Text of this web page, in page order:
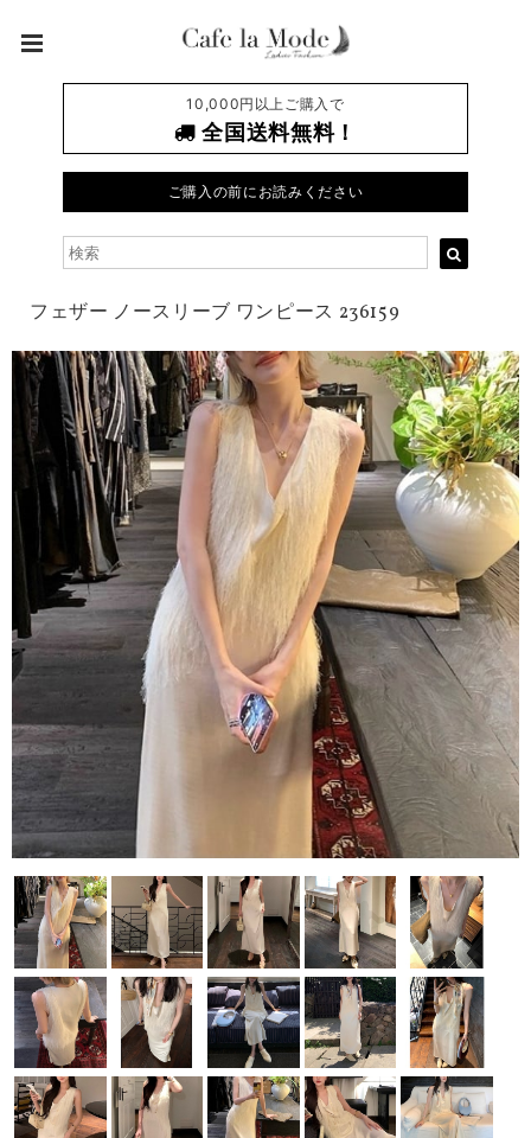
10,000円以上ご購入で
全国送料無料！
ご購入の前にお読みください
フェザー ノースリーブ ワンピース 236159